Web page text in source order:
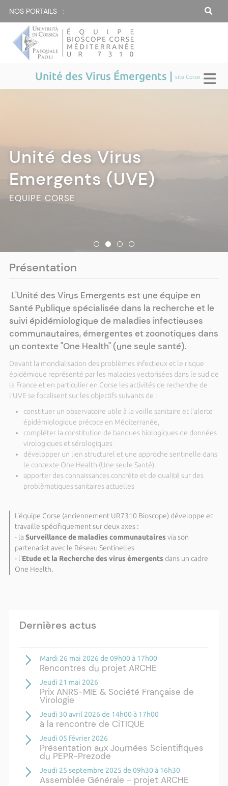
NOS PORTAILS :
Unité des Virus Émergents |site Corse
Unité des Virus
Emergents (UVE)
Unité des Virus
Emergents (UVE)
EQUIPE CORSE
Unité des Virus
Emergents (UVE)
Unité des Virus
Emergents (UVE)
Présentation
L'Unité des Virus Emergents est une équipe en
Santé Publique spécialisée dans la recherche et le
suivi épidémiologique de maladies infectieuses
communautaires, émergentes et zoonotiques dans
un contexte "One Health" (une seule santé).
Devant la mondialisation des problèmes infectieux et le risque
épidémique représenté par les maladies vectorisées dans le sud de
la France et en particulier en Corse les activités de recherche de
l’UVE se focalisent sur les objectifs suivants de :
constituer un observatoire utile à la veille sanitaire et l’alerte
épidémiologique précoce en Méditerranée,
compléter la constitution de banques biologiques de données
virologiques et sérologiques
développer un lien structurel et une approche sentinelle dans
le contexte One Health (Une seule Santé).
apporter des connaissances concrète et de qualité sur des
problèmatiques sanitaires actuelles
L'équipe Corse (anciennement UR7310 Bioscope) développe et
travaille spécifiquement sur deux axes :
- la Surveillance de maladies communautaires via son
partenariat avec le Réseau Sentinelles
- l'Etude et la Recherche des virus émergents dans un cadre
One Health.
Dernières actus
Mardi 26 mai 2026 de 09h00 à 17h00
Rencontres du projet ARCHE
Jeudi 21 mai 2026
Prix ANRS-MIE & Société Française de
Virologie
Jeudi 30 avril 2026 de 14h00 à 17h00
à la rencontre de CiTIQUE
Jeudi 05 février 2026
Présentation aux Journées Scientifiques
du PEPR-Prezode
Jeudi 25 septembre 2025 de 09h30 à 16h30
Assemblée Générale - projet ARCHE